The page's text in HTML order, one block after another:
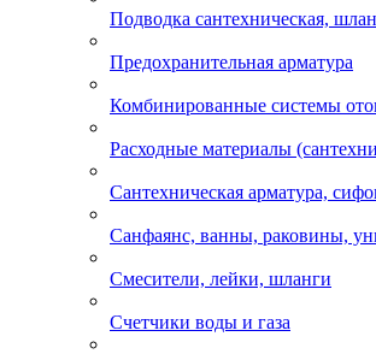
Подводка сантехническая,
Предохранительная арматура
Комбинированные системы
Расходные материалы
Сантехническая арматура,
Санфаянс, ванны, раковины,
Смесители, лейки, шланги
Счетчики воды и газа